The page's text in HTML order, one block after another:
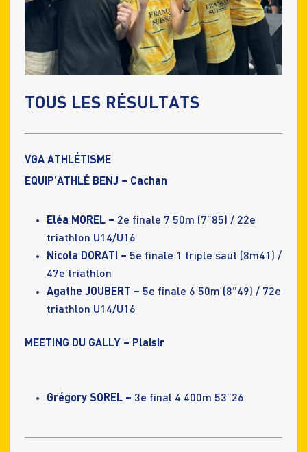
TOUS LES RÉSULTATS
VGA ATHLÉTISME
EQUIP’ATHLÉ BENJ – Cachan
Eléa MOREL – 2e finale 7 50m (7″85) / 22e
triathlon U14/U16
Nicola DORATI – 5e finale 1 triple saut (8m41) /
47e triathlon
Agathe JOUBERT – 5e finale 6 50m (8″49) / 72e
triathlon U14/U16
MEETING DU GALLY – Plaisir
Grégory SOREL – 3e final 4 400m 53″26